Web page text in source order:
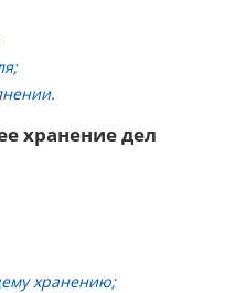
хранение дел
хранению;